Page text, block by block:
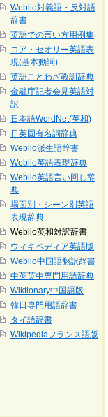
Weblio対義語・反対語
辞書
英語での言い方用例集
コア・セオリー英語表
現(基本動詞)
英語ことわざ教訓辞典
金融庁記者会見英語対
訳
日本語WordNet(英和)
日英固有名詞辞典
Weblio派生語辞書
Weblio英語表現辞典
Weblio英語言い回し辞
典
場面別・シーン別英語
表現辞典
Weblio英和対訳辞書
ウィキペディア英語版
Weblio中国語翻訳辞書
中英英中専門用語辞典
Wiktionary中国語版
韓日専門用語辞書
タイ語辞書
Wikipediaフランス語版